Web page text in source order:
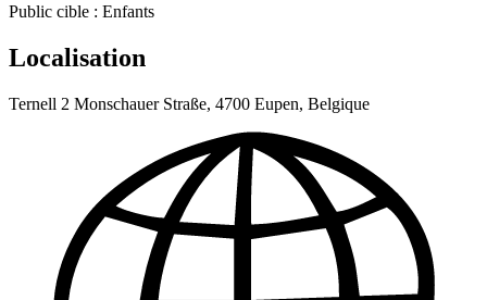
Public cible : Enfants
Localisation
Ternell 2 Monschauer Straße, 4700 Eupen, Belgique